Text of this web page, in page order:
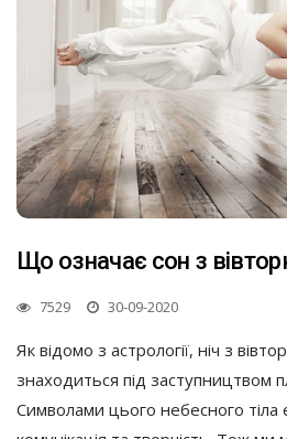
Що означає сон з
7529 30-09-2020
Як відомо з астрології, ніч з
знаходиться під заступництвом
Символами цього небесного тіла